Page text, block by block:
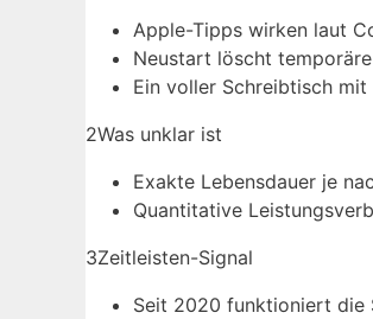
Apple-Tipps wirken laut
Neustart löscht
Ein voller Schreibtisch
2Was unklar ist
Exakte Lebensdauer je
Quantitative
3Zeitleisten-Signal
Seit 2020 funktioniert die